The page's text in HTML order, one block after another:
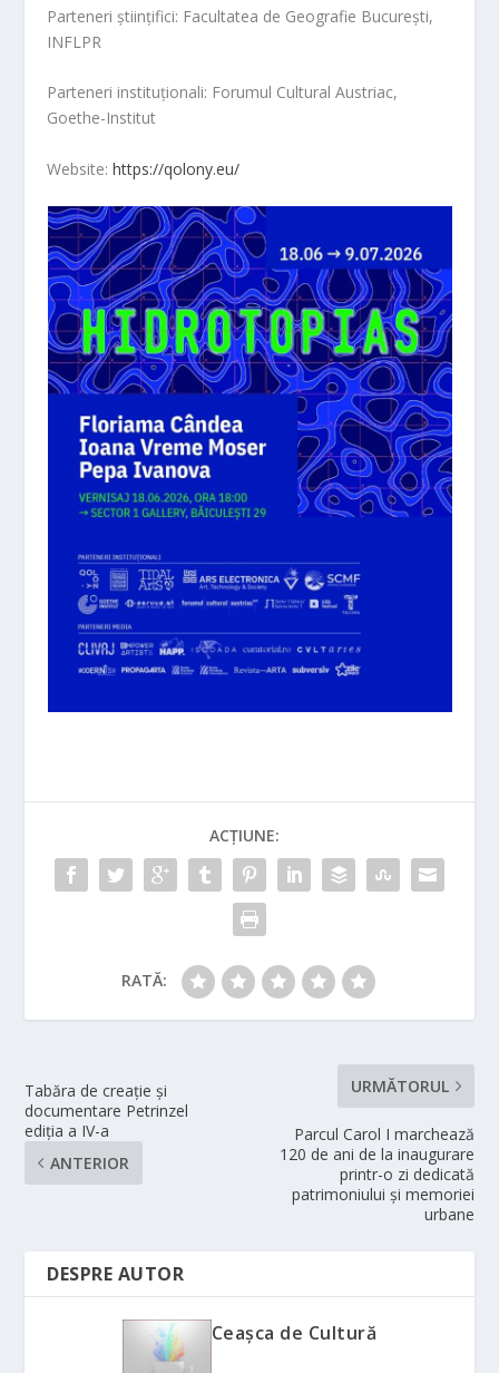
Parteneri științifici: Facultatea de Geografie București,
INFLPR
Parteneri instituționali: Forumul Cultural Austriac,
Goethe-Institut
Website:https://qolony.eu/
ACȚIUNE:
RATĂ:
Tabăra de creație și
documentare Petrinzel
ediția a IV-a
ANTERIOR
URMĂTORUL
Parcul Carol I marchează
120 de ani de la inaugurare
printr-o zi dedicată
patrimoniului și memoriei
urbane
DESPRE AUTOR
Ceașca de Cultură